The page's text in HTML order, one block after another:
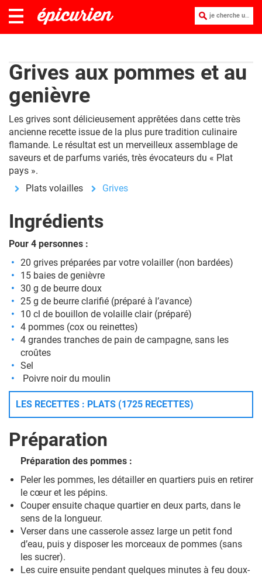
je cherche une recette :
Grives aux pommes et au
genièvre
Les grives sont délicieusement apprêtées dans cette très
ancienne recette issue de la plus pure tradition culinaire
flamande. Le résultat est un merveilleux assemblage de
saveurs et de parfums variés, très évocateurs du « Plat
pays ».
Plats volailles
Grives
Ingrédients
Pour 4 personnes :
20 grives préparées par votre volailler (non bardées)
15 baies de genièvre
30 g de beurre doux
25 g de beurre clarifié (préparé à l’avance)
10 cl de bouillon de volaille clair (préparé)
4 pommes (cox ou reinettes)
4 grandes tranches de pain de campagne, sans les
croûtes
Sel
Poivre noir du moulin
LES RECETTES : PLATS (1725 RECETTES)
Préparation
Préparation des pommes :
Peler les pommes, les détailler en quartiers puis en retirer
le cœur et les pépins.
Couper ensuite chaque quartier en deux parts, dans le
sens de la longueur.
Verser dans une casserole assez large un petit fond
d’eau, puis y disposer les morceaux de pommes (sans
les sucrer).
Les cuire ensuite pendant quelques minutes à feu doux-